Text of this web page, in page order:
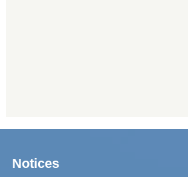
Notices